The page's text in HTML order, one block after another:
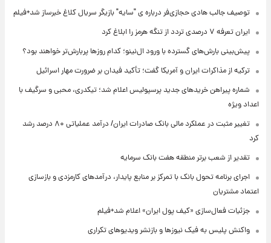
توصیف جالب هادی حجازی‌فر درباره ی "سایه" بازیگر سریال کلاغ خبرساز شد+فیلم
ایران تعرفه ۷ درصدی تردد از تنگه هرمز را ابلاغ کرد
پیش‌بینی بارش‌های گسترده با ورود ال‌نینو؛ کدام روزها پربارش‌تر خواهند بود؟
ترکیه از مذاکرات ایران و آمریکا گفت؛ تأکید فیدان بر ضرورت مهار اسرائیل
شماره پیراهن خریدهای جدید پرسپولیس اعلام شد؛ تیکدری، محبی و سرگیف با
اعداد ویژه
تغییر مثبت در عملکرد مالی بانک صادرات ایران/ درآمد عملیاتی ۸۰ درصد رشد
کرد
تقدیر از شعب برتر منطقه هفت بانک سرمایه
اجرای برنامه تحول بانک با تمرکز بر منابع پایدار، درآمدهای کارمزدی و بازسازی
اعتماد مشتریان
جزئیات فعال‌سازی «کیف پول ایران» اعلام شد+فیلم
واکنش پلیس به فیک نیوزها و بازنشر ویدیوهای تکراری